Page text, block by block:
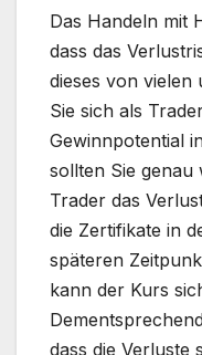
Das Handeln mit
dass das
dieses von vielen
Sie sich als
Gewinnpotential
sollten Sie genau
Trader das
die Zertifikate in
späteren
kann der Kurs
dass die Verluste